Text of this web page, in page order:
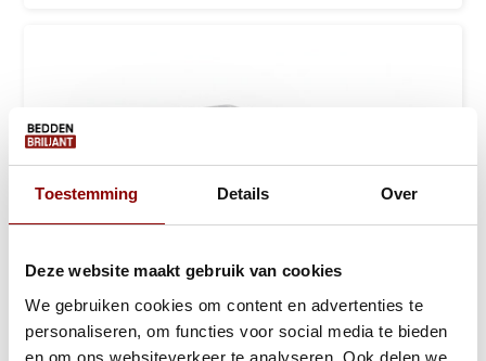
Toestemming Details Over
Deze website maakt gebruik van cookies
We gebruiken cookies om content en advertenties te
personaliseren, om functies voor social media te bieden
en om ons websiteverkeer te analyseren. Ook delen we